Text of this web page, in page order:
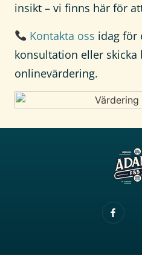
insikt – vi finns här för
Kontakta oss idag för
konsultation eller
onlinevärdering.